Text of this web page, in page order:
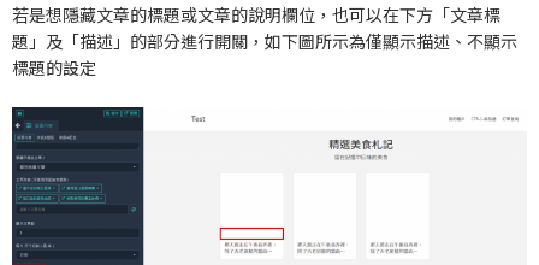
若是想隱藏文章的標題或文章的說明欄位，也可以在下方「文章標
題」及「描述」的部分進行開關，如下圖所示為僅顯示描述、不顯示
標題的設定